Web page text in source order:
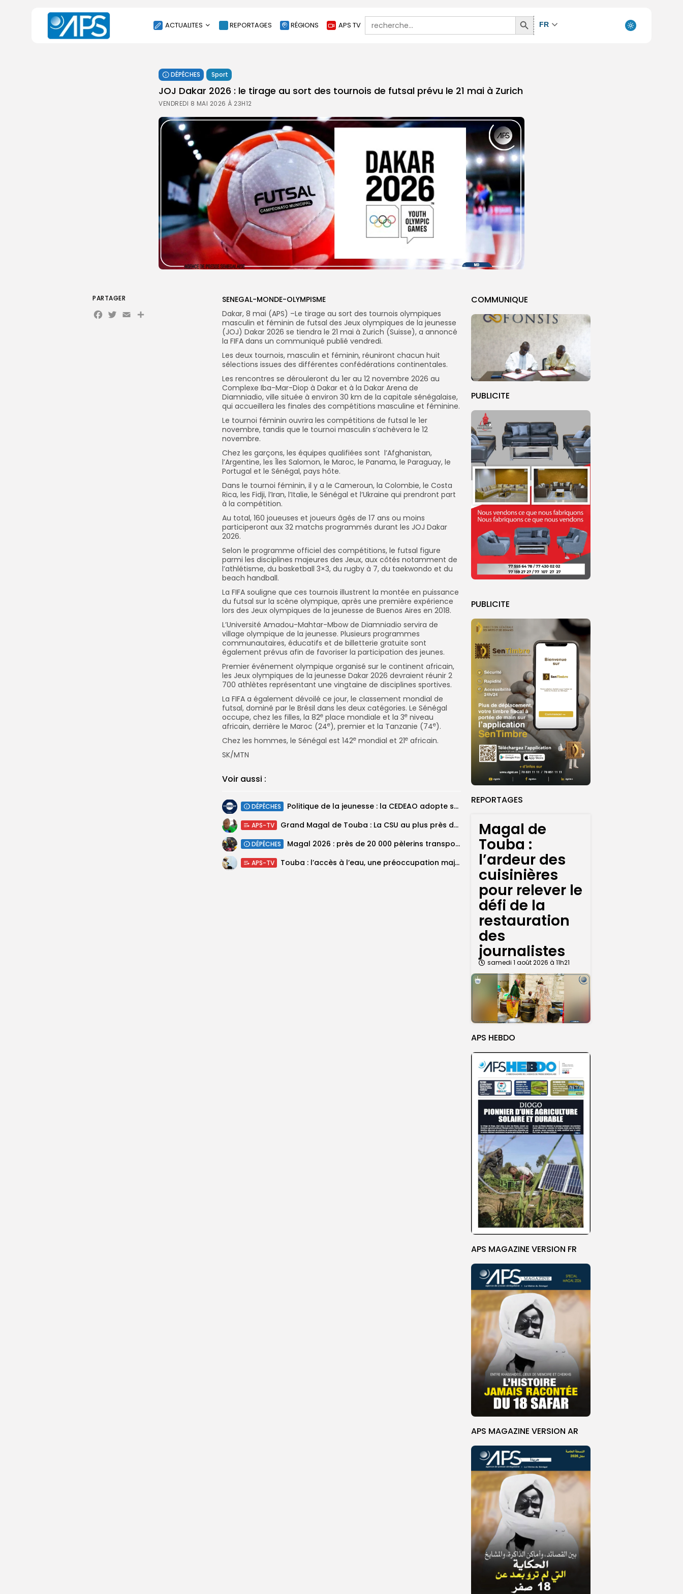
ACTUALITES
SOCIÉTÉ
ÉCONOMIE
CULTURE
SPORT
ENVIRONNEMENT
INTERNATIONAL
SANTE
REPORTAGES RÉGIONS APS TV
Search
for:
Search
Button
FR
DÉPÊCHES Sport
JOJ Dakar 2026 : le tirage au sort des tournois de futsal prévu le 21 mai à Zurich
VENDREDI 8 MAI 2026 À 23H12
COMMUNIQUE
PUBLICITE
PUBLICITE
REPORTAGES
Magal de
Touba :
l’ardeur des
cuisinières
pour relever le
défi de la
restauration
des
journalistes
samedi 1 août 2026 à 11h21
APS HEBDO
APS MAGAZINE VERSION FR
APS MAGAZINE VERSION AR
SENEGAL-MONDE-OLYMPISME
Dakar, 8 mai (APS) –Le tirage au sort des tournois olympiques
masculin et féminin de futsal des Jeux olympiques de la jeunesse
(JOJ) Dakar 2026 se tiendra le 21 mai à Zurich (Suisse), a annoncé
la FIFA dans un communiqué publié vendredi.
Les deux tournois, masculin et féminin, réuniront chacun huit
sélections issues des différentes confédérations continentales.
Les rencontres se dérouleront du 1er au 12 novembre 2026 au
Complexe Iba-Mar-Diop à Dakar et à la Dakar Arena de
Diamniadio, ville située à environ 30 km de la capitale sénégalaise,
qui accueillera les finales des compétitions masculine et féminine.
Le tournoi féminin ouvrira les compétitions de futsal le 1er
novembre, tandis que le tournoi masculin s’achèvera le 12
novembre.
Chez les garçons, les équipes qualifiées sont l’Afghanistan,
l’Argentine, les Îles Salomon, le Maroc, le Panama, le Paraguay, le
Portugal et le Sénégal, pays hôte.
Dans le tournoi féminin, il y a le Cameroun, la Colombie, le Costa
Rica, les Fidji, l’Iran, l’Italie, le Sénégal et l’Ukraine qui prendront part
à la compétition.
Au total, 160 joueuses et joueurs âgés de 17 ans ou moins
participeront aux 32 matchs programmés durant les JOJ Dakar
2026.
Selon le programme officiel des compétitions, le futsal figure
parmi les disciplines majeures des Jeux, aux côtés notamment de
l’athlétisme, du basketball 3×3, du rugby à 7, du taekwondo et du
beach handball.
La FIFA souligne que ces tournois illustrent la montée en puissance
du futsal sur la scène olympique, après une première expérience
lors des Jeux olympiques de la jeunesse de Buenos Aires en 2018.
L’Université Amadou-Mahtar-Mbow de Diamniadio servira de
village olympique de la jeunesse. Plusieurs programmes
communautaires, éducatifs et de billetterie gratuite sont
également prévus afin de favoriser la participation des jeunes.
Premier événement olympique organisé sur le continent africain,
les Jeux olympiques de la jeunesse Dakar 2026 devraient réunir 2
700 athlètes représentant une vingtaine de disciplines sportives.
La FIFA a également dévoilé ce jour, le classement mondial de
futsal, dominé par le Brésil dans les deux catégories. Le Sénégal
occupe, chez les filles, la 82e place mondiale et la 3e niveau
africain, derrière le Maroc (24e), premier et la Tanzanie (74e).
Chez les hommes, le Sénégal est 142e mondial et 21e africain.
SK/MTN
Voir aussi :
DÉPÊCHES Politique de la jeunesse : la CEDEAO adopte son plan d’actions stratégiques...
APS-TV Grand Magal de Touba : La CSU au plus près des pèlerins
DÉPÊCHES Magal 2026 : près de 20 000 pèlerins transportés vers Touba en...
APS-TV Touba : l’accès à l’eau, une préoccupation majeure avant le Grand Magal
PARTAGER
Facebook
Twitter
EmailPartager